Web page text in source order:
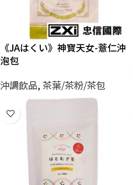
《JAはくい》神寶天女-薏仁沖
泡包
沖調飲品,茶葉/茶粉/茶包